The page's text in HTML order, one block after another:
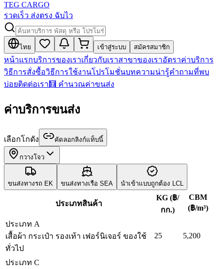
TEG CARGO
รวดเร็ว ส่งตรง ฉับไว
ไทย เข้าสู่ระบบ สมัครสมาชิก
หน้าแรกบริการของเราเกี่ยวกับเราสาขาของเราอัตราค่าบริการ
วิธีการสั่งซื้อวิธีการใช้งานโปรโมชั่นบทความน่ารู้คำถามที่พบ
บ่อยติดต่อเรา🧮 คำนวณค่าขนส่ง
ค่าบริการขนส่ง
เลือกโกดัง คัดลอกลิงก์แท็บนี้
กวางโจว
ขนส่งทางรถ EK ขนส่งทางเรือ SEA นำเข้าแบบถูกต้อง LCL
ประเภทสินค้า
KG (฿/
กก.)
CBM
(฿/m³)
ประเภท A
เสื้อผ้า กระเป๋า รองเท้า เฟอร์นิเจอร์ ของใช้
ทั่วไป
25 5,200
ประเภท C